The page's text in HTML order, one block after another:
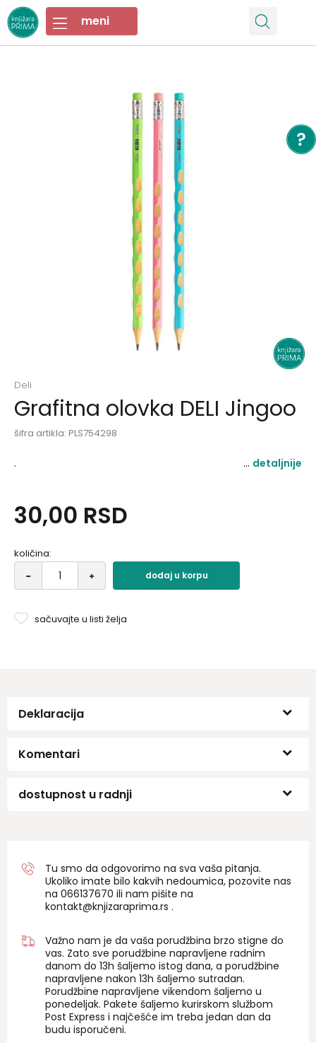
Deli
Grafitna olovka DELI Jingoo
šifra artikla: PLS754298
. detaljnije
30,00 RSD
količina:
dodaj u korpu
sačuvajte u listi želja
Deklaracija
Komentari
dostupnost u radnji
Tu smo da odgovorimo na sva vaša pitanja.
Ukoliko imate bilo kakvih nedoumica, pozovite nas
na 066137670 ili nam pišite na
kontakt@knjizaraprima.rs .
Važno nam je da vaša porudžbina brzo stigne do
vas. Zato sve porudžbine napravljene radnim
danom do 13h šaljemo istog dana, a porudžbine
napravljene nakon 13h šaljemo sutradan.
Porudžbine napravljene vikendom šaljemo u
ponedeljak. Pakete šaljemo kurirskom službom
Post Express i najčešće im treba jedan dan da
budu isporučeni.